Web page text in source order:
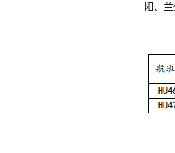
阳、